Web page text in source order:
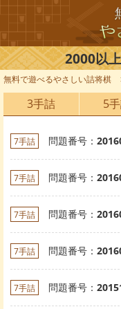
2000以上
無料で遊べるやさしい詰将棋
3手詰 5
7手詰 問題番号：
7手詰 問題番号：
7手詰 問題番号：
7手詰 問題番号：
7手詰 問題番号：